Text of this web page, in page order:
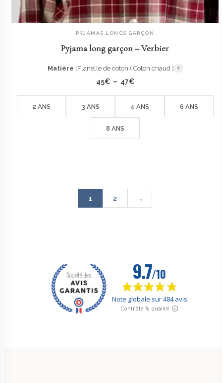
AJOUTER AU PANIER
PYJAMAS LONGS GARÇON
Pyjama long garçon – Verbier
Matière :Flanelle de coton ( Coton chaud ) ?
45€ – 47€Plage
prix :
45€
2 ANS 3 ANS 4 ANS 6 ANS
8 ANS
1 2 →